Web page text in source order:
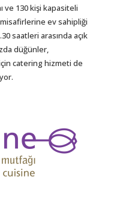
ve 130 kişi kapasiteli
ev sahipliği
saatleri arasında açık
düğünler,
catering hizmeti de